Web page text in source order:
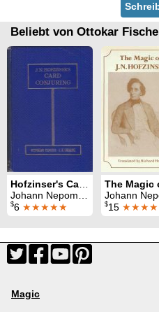
Beliebt von Ottokar
Hofzinser's Card Conjuring
Johann Nepomuk Hofzinser & Ottokar Fischer & Sam Sharpe
$6 ★★★★★
Johann Nepomuk Hofzinser & Ottokar Fischer &
$15 ★★★★
Magic